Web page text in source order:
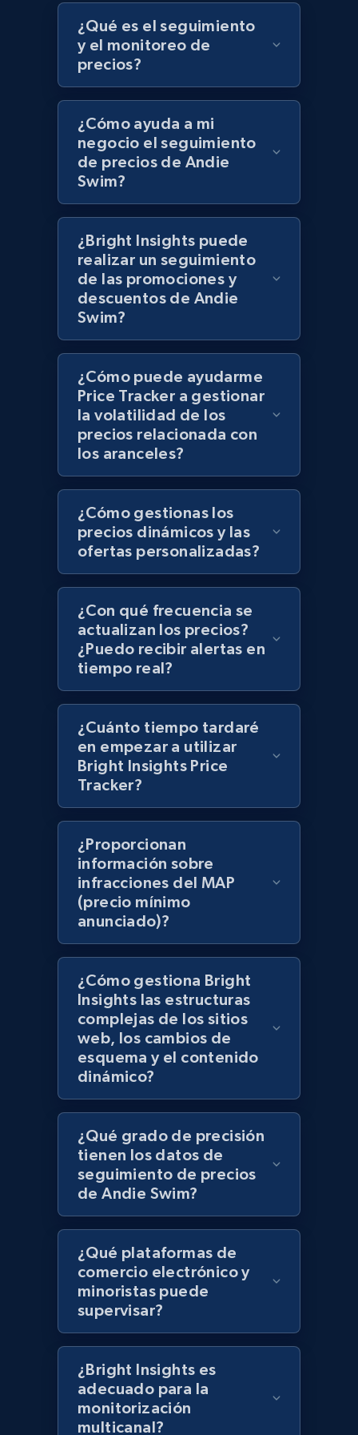
Target - Discover products by specified
URL, Product id, Title, Product description,
Rating, Reviews count, Initial price, Discount,
and more.
1.3K+ 175+ Comenzar ahora
Zara - Products
Category id, Product id, Product name, Price,
Currency, Colour code, Colour, Description, and
1.2K+
Zara - Products - discovery by category url
Category id, Product id, Product name, Price,
Currency, Colour code, Colour, Description, and
1.2K+ Comenzar ahora
Best Buy products
URL, Product id, Title, Images, Final price,
Currency, Discount, Initial price, and more.
1.1K+ 149+
Best Buy products - Collect data on
products using specified keywords
URL, Product id, Title, Images, Final price,
Currency, Discount, Initial price, and more.
1.1K+
URL, Title, Rating, Reviews, Initial price, Final
price, Currency, Stock, and more.
991+ 164+ Comenzar ahora
Lazada - Products - Discover products by
keyword
URL, Title, Rating, Reviews, Initial price, Final
price, Currency, Stock, and more.
991+ 164+ Comenzar ahora
Lazada - Products - Discover products by
category URL or brand URL
URL, Title, Rating, Reviews, Initial price, Final
price, Currency, Stock, and more.
991+ 164+ Comenzar ahora
¿Qué es el seguimiento
y el monitoreo de
precios?
¿Cómo ayuda a mi
negocio el seguimiento
de precios de Andie
Swim?
¿Bright Insights puede
realizar un seguimiento
de las promociones y
descuentos de Andie
Swim?
¿Cómo puede ayudarme
Price Tracker a gestionar
la volatilidad de los
precios relacionada con
los aranceles?
¿Cómo gestionas los
precios dinámicos y las
ofertas personalizadas?
¿Con qué frecuencia se
actualizan los precios?
¿Puedo recibir alertas en
tiempo real?
¿Cuánto tiempo tardaré
en empezar a utilizar
Bright Insights Price
Tracker?
¿Proporcionan
información sobre
infracciones del MAP
(precio mínimo
anunciado)?
¿Cómo gestiona Bright
Insights las estructuras
complejas de los sitios
web, los cambios de
esquema y el contenido
dinámico?
¿Qué grado de precisión
tienen los datos de
seguimiento de precios
de Andie Swim?
¿Qué plataformas de
comercio electrónico y
minoristas puede
supervisar?
¿Bright Insights es
adecuado para la
monitorización
multicanal?